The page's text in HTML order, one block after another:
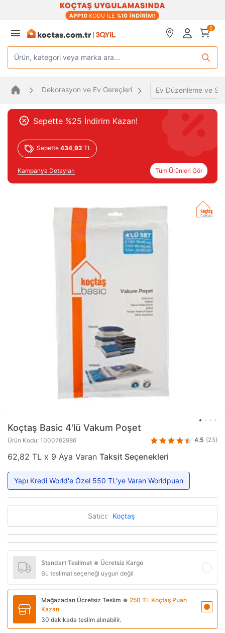
0
Ürün, kategori veya marka ara...
Dekorasyon ve Ev Gereçleri Ev Düzenleme ve
Sepette %25 İndirim Kazan!
Sepette 434,92 TL
Kampanya Detayları Tüm Ürünleri Gör
Koçtaş Basic 4'lü Vakum Poşet
Ürün Kodu: 1000762986 4.5 (23)
62,82 TL x 9 Aya Varan Taksit Seçenekleri
Yapı Kredi World'e Özel 550 TL'ye Varan Worldpuan
Satıcı: Koçtaş
Standart Teslimat ● Ücretsiz Kargo
Bu teslimat seçeneği uygun değil
Mağazadan Ücretsiz Teslim ● 250 TL Koçtaş Puan
Kazan
30 dakikada teslim alınabilir.